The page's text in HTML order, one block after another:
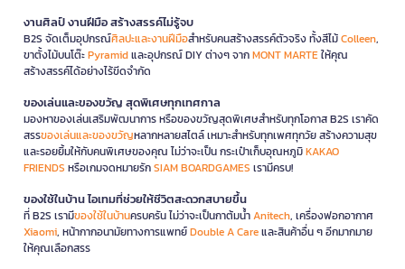
งานศิลป์ งานฝีมือ สร้างสรรค์ไม่รู้จบ
B2S จัดเต็มอุปกรณ์ศิลปะและงานฝีมือสำหรับคนสร้างสรรค์ตัวจริง ทั้งสีไม้Colleen,
ขาตั้งไม้บนโต๊ะPyramidและอุปกรณ์ DIY ต่างๆ จากMONT MARTEให้คุณ
สร้างสรรค์ได้อย่างไร้ขีดจำกัด
ของเล่นและของขวัญ สุดพิเศษทุกเทศกาล
มองหาของเล่นเสริมพัฒนาการ หรือของขวัญสุดพิเศษสำหรับทุกโอกาส B2S เราคัด
สรรของเล่นและของขวัญหลากหลายสไตล์ เหมาะสำหรับทุกเพศทุกวัย สร้างความสุข
และรอยยิ้มให้กับคนพิเศษของคุณ ไม่ว่าจะเป็น กระเป๋าเก็บอุณหภูมิKAKAO
FRIENDS หรือเกมจดหมายรักSIAM BOARDGAMES เรามีครบ!
ของใช้ในบ้าน ไอเทมที่ช่วยให้ชีวิตสะดวกสบายขึ้น
ที่ B2S เรามีของใช้ในบ้านครบครัน ไม่ว่าจะเป็นกาต้มน้ำAnitech, เครื่องฟอกอากาศ
Xiaomi, หน้ากากอนามัยทางการแพทย์Double A Careและสินค้าอื่น ๆ อีกมากมาย
ให้คุณเลือกสรร